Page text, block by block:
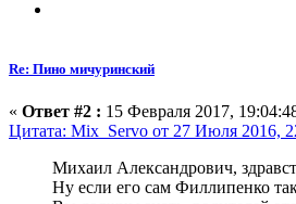
Re: Пино мичуринский
« Ответ #2 : 15 Февраля 2017,
Цитата: Mix_Servo от 27 Июля 2016,
Михаил Александрович,
Ну если его сам Филлипенко